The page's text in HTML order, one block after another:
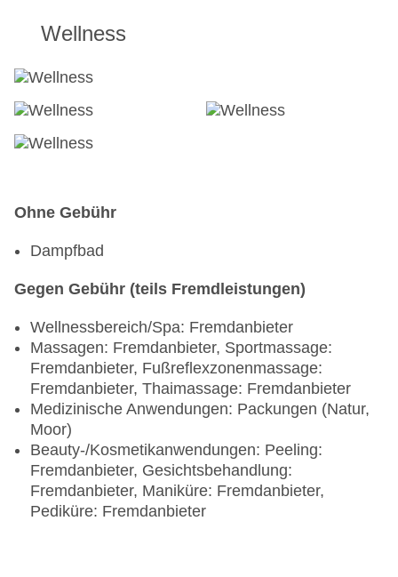
Wellness
Ohne Gebühr
Dampfbad
Gegen Gebühr (teils Fremdleistungen)
Wellnessbereich/Spa: Fremdanbieter
Massagen: Fremdanbieter, Sportmassage:
Fremdanbieter, Fußreflexzonenmassage:
Fremdanbieter, Thaimassage: Fremdanbieter
Medizinische Anwendungen: Packungen (Natur,
Moor)
Beauty-/Kosmetikanwendungen: Peeling:
Fremdanbieter, Gesichtsbehandlung:
Fremdanbieter, Maniküre: Fremdanbieter,
Pediküre: Fremdanbieter